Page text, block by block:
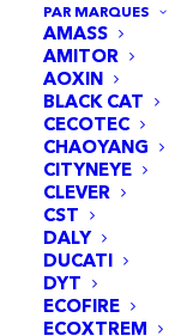
PAR MARQUES
AMASS
AMITOR
AOXIN
BLACK CAT
CECOTEC
CHAOYANG
CITYNEYE
CLEVER
CST
DALY
DUCATI
DYT
ECOFIRE
ECOXTREM
JE